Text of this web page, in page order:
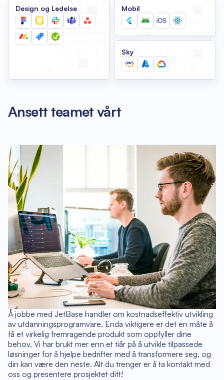
Design og Ledelse Mobil
Sky
Ansett teamet vårt
Å jobbe med JetBase handler om kostnadseffektiv utvikling
av utdanningsprogramvare. Enda viktigere er det en måte å
få et virkelig fremragende produkt som oppfyller dine
behov. Vi har brukt mer enn et tiår på å utvikle tilpassede
løsninger for å hjelpe bedrifter med å transformere seg, og
din kan være den neste. Alt du trenger er å ta kontakt med
oss og presentere prosjektet ditt!